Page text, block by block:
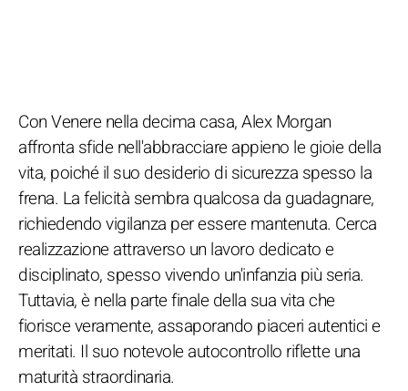
Con Venere nella decima casa, Alex Morgan
affronta sfide nell'abbracciare appieno le gioie della
vita, poiché il suo desiderio di sicurezza spesso la
frena. La felicità sembra qualcosa da guadagnare,
richiedendo vigilanza per essere mantenuta. Cerca
realizzazione attraverso un lavoro dedicato e
disciplinato, spesso vivendo un'infanzia più seria.
Tuttavia, è nella parte finale della sua vita che
fiorisce veramente, assaporando piaceri autentici e
meritati. Il suo notevole autocontrollo riflette una
maturità straordinaria.